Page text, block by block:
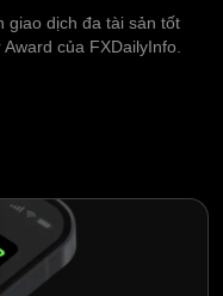
giao dịch đa tài sản tốt
của FXDailyInfo.